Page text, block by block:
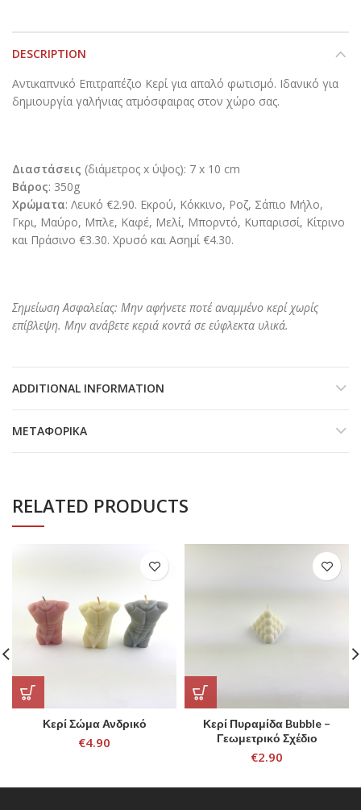
DESCRIPTION
Αντικαπνικό Επιτραπέζιο Κερί για απαλό φωτισμό. Ιδανικό για
δημιουργία γαλήνιας ατμόσφαιρας στον χώρο σας.
Διαστάσεις (διάμετρος x ύψος): 7 x 10 cm
Βάρος: 350g
Χρώματα: Λευκό €2.90. Εκρού, Κόκκινο, Ροζ, Σάπιο Μήλο,
Γκρι, Μαύρο, Μπλε, Καφέ, Μελί, Μπορντό, Κυπαρισσί, Κίτρινο
και Πράσινο €3.30. Χρυσό και Ασημί €4.30.
Σημείωση Ασφαλείας: Μην αφήνετε ποτέ αναμμένο κερί χωρίς
επίβλεψη. Μην ανάβετε κεριά κοντά σε εύφλεκτα υλικά.
ADDITIONAL INFORMATION
ΜΕΤΑΦΟΡΙΚΆ
RELATED PRODUCTS
Κερί Σώμα Ανδρικό
€4.90
Κερί Πυραμίδα Bubble –
Γεωμετρικό Σχέδιο
€2.90